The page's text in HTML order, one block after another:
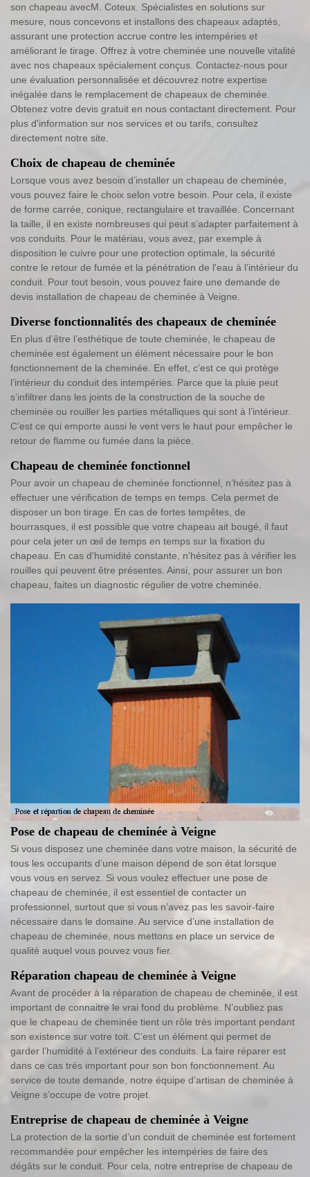
son chapeau avecM. Coteux. Spécialistes en solutions sur
mesure, nous concevons et installons des chapeaux adaptés,
assurant une protection accrue contre les intempéries et
améliorant le tirage. Offrez à votre cheminée une nouvelle vitalité
avec nos chapeaux spécialement conçus. Contactez-nous pour
une évaluation personnalisée et découvrez notre expertise
inégalée dans le remplacement de chapeaux de cheminée.
Obtenez votre devis gratuit en nous contactant directement. Pour
plus d'information sur nos services et ou tarifs, consultez
directement notre site.
Choix de chapeau de cheminée
Lorsque vous avez besoin d’installer un chapeau de cheminée,
vous pouvez faire le choix selon votre besoin. Pour cela, il existe
de forme carrée, conique, rectangulaire et travaillée. Concernant
la taille, il en existe nombreuses qui peut s’adapter parfaitement à
vos conduits. Pour le matériau, vous avez, par exemple à
disposition le cuivre pour une protection optimale, la sécurité
contre le retour de fumée et la pénétration de l'eau à l’intérieur du
conduit. Pour tout besoin, vous pouvez faire une demande de
devis installation de chapeau de cheminée à Veigne.
Diverse fonctionnalités des chapeaux de cheminée
En plus d’être l’esthétique de toute cheminée, le chapeau de
cheminée est également un élément nécessaire pour le bon
fonctionnement de la cheminée. En effet, c’est ce qui protège
l’intérieur du conduit des intempéries. Parce que la pluie peut
s’infiltrer dans les joints de la construction de la souche de
cheminée ou rouiller les parties métalliques qui sont à l’intérieur.
C’est ce qui emporte aussi le vent vers le haut pour empêcher le
retour de flamme ou fumée dans la pièce.
Chapeau de cheminée fonctionnel
Pour avoir un chapeau de cheminée fonctionnel, n’hésitez pas à
effectuer une vérification de temps en temps. Cela permet de
disposer un bon tirage. En cas de fortes tempêtes, de
bourrasques, il est possible que votre chapeau ait bougé, il faut
pour cela jeter un œil de temps en temps sur la fixation du
chapeau. En cas d'humidité constante, n’hésitez pas à vérifier les
rouilles qui peuvent être présentes. Ainsi, pour assurer un bon
chapeau, faites un diagnostic régulier de votre cheminée.
Pose de chapeau de cheminée à Veigne
Si vous disposez une cheminée dans votre maison, la sécurité de
tous les occupants d’une maison dépend de son état lorsque
vous vous en servez. Si vous voulez effectuer une pose de
chapeau de cheminée, il est essentiel de contacter un
professionnel, surtout que si vous n’avez pas les savoir-faire
nécessaire dans le domaine. Au service d’une installation de
chapeau de cheminée, nous mettons en place un service de
qualité auquel vous pouvez vous fier.
Réparation chapeau de cheminée à Veigne
Avant de procéder à la réparation de chapeau de cheminée, il est
important de connaitre le vrai fond du problème. N’oubliez pas
que le chapeau de cheminée tient un rôle très important pendant
son existence sur votre toit. C’est un élément qui permet de
garder l’humidité à l’extérieur des conduits. La faire réparer est
dans ce cas très important pour son bon fonctionnement. Au
service de toute demande, notre équipe d’artisan de cheminée à
Veigne s’occupe de votre projet.
Entreprise de chapeau de cheminée à Veigne
La protection de la sortie d’un conduit de cheminée est fortement
recommandée pour empêcher les intempéries de faire des
dégâts sur le conduit. Pour cela, notre entreprise de chapeau de